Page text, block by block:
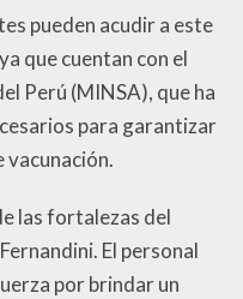
pueden acudir a este
que cuentan con el
Perú (MINSA), que ha
para garantizar
vacunación.
las fortalezas del
El personal
por brindar un